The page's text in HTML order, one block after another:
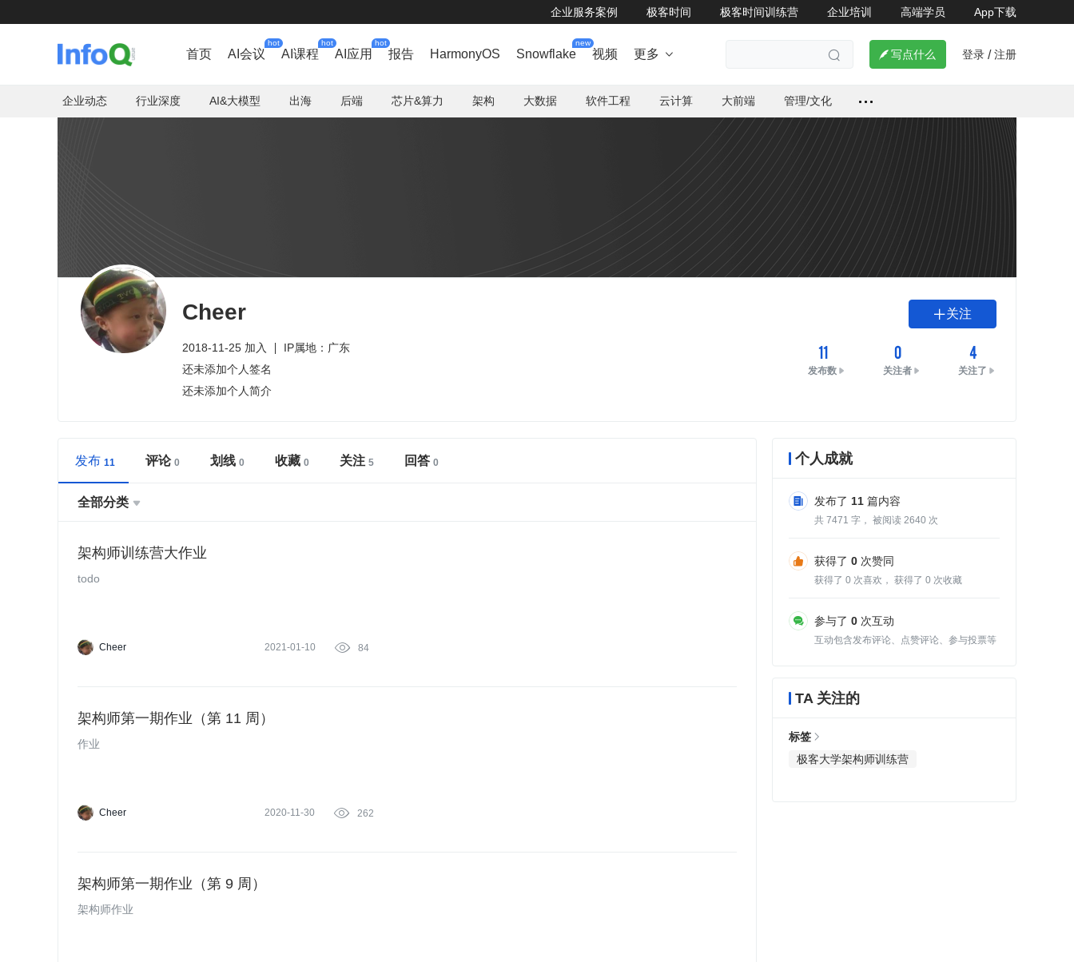
企业服务案例 极客时间 极客时间训练营 企业培训 高端学员 App下载
首页 AI会议
hot
AI课程
hot
AI应用
hot
报告 HarmonyOS Snowflake
new
视频 更多    写点什么 登录 / 注册
企业动态 行业深度 AI&大模型 出海 后端 芯片&算力 架构 大数据 软件工程 云计算 大前端 管理/文化
Cheer
2018-11-25 加入
IP属地：广东
还未添加个人签名
还未添加个人简介
关注
11
发布数
0
关注者
4
关注了
发布 评论 划线 收藏 关注 回答
全部分类 
架构师训练营大作业
todo
Cheer 2021-01-10  84
架构师第一期作业（第 11 周）
作业
Cheer 2020-11-30  262
架构师第一期作业（第 9 周）
架构师作业
个人成就
发布了 11 篇内容
共 7471 字， 被阅读 2640 次
获得了 0 次赞同
获得了 0 次喜欢， 获得了 0 次收藏
参与了 0 次互动
互动包含发布评论、点赞评论、参与投票等
TA 关注的
标签
极客大学架构师训练营